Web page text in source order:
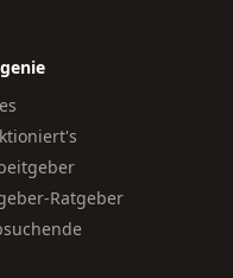
Ratgeber